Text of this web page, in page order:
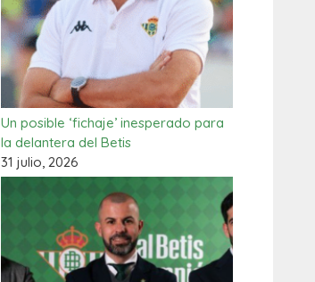
Un posible ‘fichaje’ inesperado para
la delantera del Betis
31 julio, 2026